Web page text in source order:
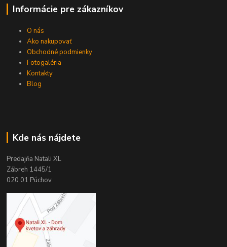
Informácie pre zákazníkov
O nás
Ako nakupovať
Obchodné podmienky
Fotogaléria
Kontakty
Blog
Kde nás nájdete
Predajňa Natali XL
Zábreh 1445/1
020 01 Púchov